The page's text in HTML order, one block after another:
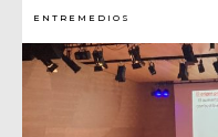
ENTREMEDIOS